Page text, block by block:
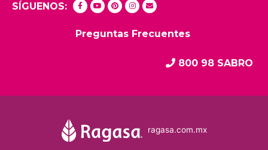
SÍGUENOS:
Preguntas Frecuentes
800 98 SABRO
ragasa.com.mx